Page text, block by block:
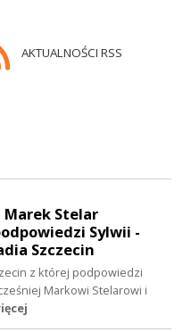
AKTUALNOŚCI RSS
Marek Stelar
Sylwii -
Szczecin
z której podpowiedzi
Markowi Stelarowi i